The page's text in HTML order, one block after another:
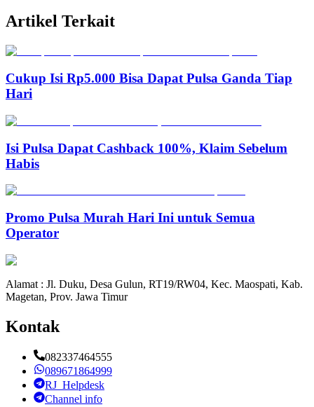
Artikel Terkait
Cukup Isi Rp5.000 Bisa Dapat Pulsa Ganda Tiap
Hari
Isi Pulsa Dapat Cashback 100%, Klaim Sebelum
Habis
Promo Pulsa Murah Hari Ini untuk Semua
Operator
Alamat : Jl. Duku, Desa Gulun, RT19/RW04, Kec. Maospati, Kab.
Magetan, Prov. Jawa Timur
Kontak
082337464555
089671864999
RJ_Helpdesk
Channel info